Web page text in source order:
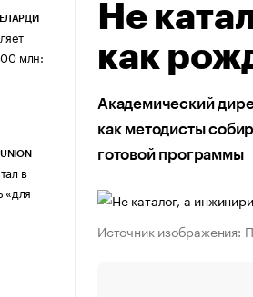
млн:
в
«для
Не
как
Академический
как методисты
готовой программы
Источник изображения: